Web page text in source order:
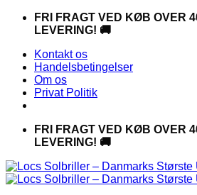
FortsætFRI FRAGT VED KØB OVER
LEVERING! 🚚
Kontakt os
Handelsbetingelser
Om os
Privat Politik
FRI FRAGT VED KØB OVER
LEVERING! 🚚